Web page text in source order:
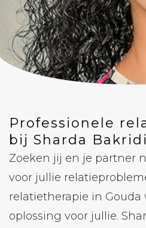
Professionele
bij Sharda Bakridi
Zoeken jij en je partner
voor jullie
relatietherapie in Gouda
oplossing voor jullie.